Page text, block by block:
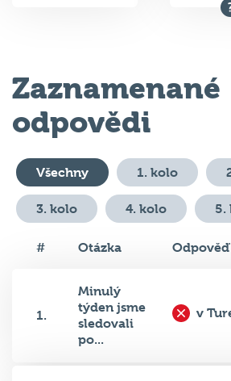
Zaznamenané
odpovědi
Všechny 1. kolo
3. kolo 4. kolo 5.
# Otázka Odpověď
1.
Minulý
týden jsme
sledovali
po...
v